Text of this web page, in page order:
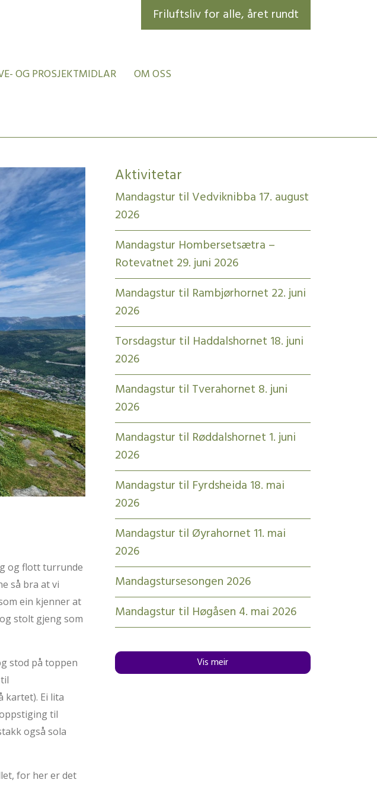
Friluftsliv for alle, året rundt
OG PROSJEKTMIDLAR OM OSS
og flott turrunde
så bra at vi
ein kjenner at
stolt gjeng som
stod på toppen
kartet). Ei lita
til
også sola
for her er det
Aktivitetar
Mandagstur til Vedviknibba 17. august
2026
Mandagstur Hombersetsætra –
Rotevatnet 29. juni 2026
Mandagstur til Rambjørhornet 22. juni
2026
Torsdagstur til Haddalshornet 18. juni
2026
Mandagstur til Tverahornet 8. juni
2026
Mandagstur til Røddalshornet 1. juni
2026
Mandagstur til Fyrdsheida 18. mai
2026
Mandagstur til Øyrahornet 11. mai
2026
Mandagstursesongen 2026
Mandagstur til Høgåsen 4. mai 2026
Vis meir